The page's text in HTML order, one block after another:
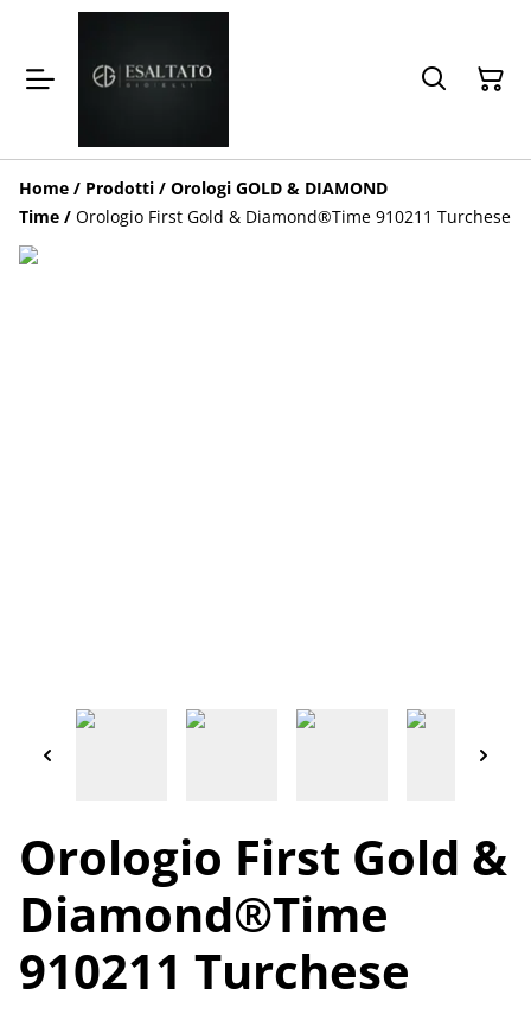
Home / Prodotti / Orologi GOLD & DIAMOND
Time / Orologio First Gold & Diamond®️Time 910211 Turchese
Orologio First Gold &
Diamond®️Time
910211 Turchese